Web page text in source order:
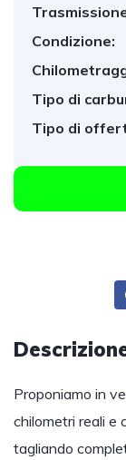
Condizione:
Tipo di
Tipo di
Proponiamo in
chilometri reali e
tagliando